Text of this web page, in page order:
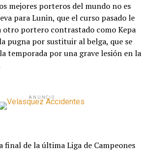
mejores porteros del mundo no es
para Lunin, que el curso pasado le
otro portero contrastado como Kepa
pugna por sustituir al belga, que se
temporada por una grave lesión en la
ANUNCIO
final de la última Liga de Campeones